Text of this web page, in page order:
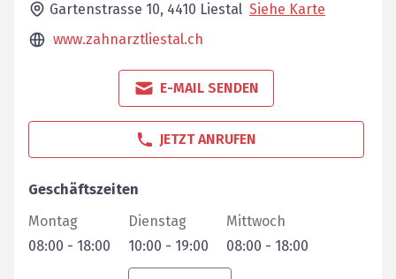
Gartenstrasse 10, 4410 Liestal Siehe Karte
www.zahnarztliestal.ch
E-MAIL SENDEN
JETZT ANRUFEN
Geschäftszeiten
Montag
08:00 - 18:00
Dienstag
10:00 - 19:00
Mittwoch
08:00 - 18:00